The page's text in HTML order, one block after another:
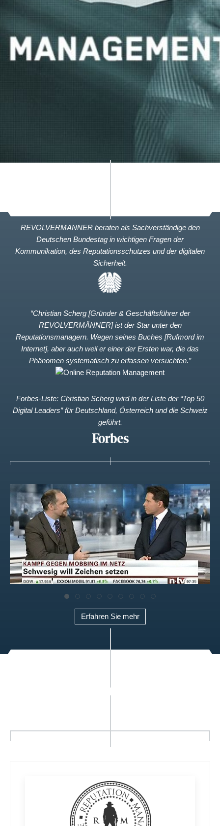
REVOLVERMÄNNER beraten als Sachverständige den
Deutschen Bundestag in wichtigen Fragen der
Kommunikation, des Reputationsschutzes und der digitalen
Sicherheit.
“Christian Scherg [Gründer & Geschäftsführer der
REVOLVERMÄNNER] ist der Star unter den
Reputationsmanagern. Wegen seines Buches [Rufmord im
Internet], aber auch weil er einer der Ersten war, die das
Phänomen systematisch zu erfassen versuchten.”
Forbes-Liste: Christian Scherg wird in der Liste der “Top 50
Digital Leaders” für Deutschland, Österreich und die Schweiz
geführt.
Erfahren Sie mehr